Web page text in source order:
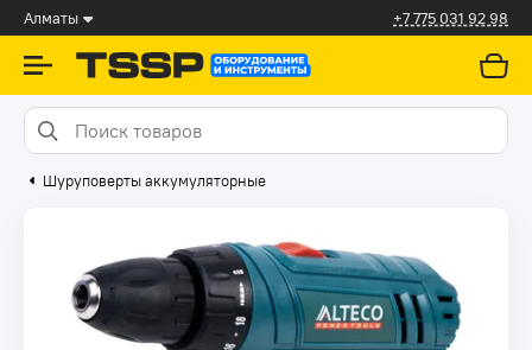
Алматы +7 775 031 92 98
Шуруповерты аккумуляторные